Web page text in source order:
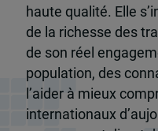
haute qualité. Elle
de la richesse des
de son réel
population, des
l’aider à mieux
internationaux